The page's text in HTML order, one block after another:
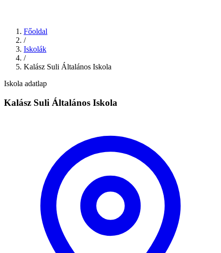
Főoldal
/
Iskolák
/
Kalász Suli Általános Iskola
Iskola adatlap
Kalász Suli Általános Iskola